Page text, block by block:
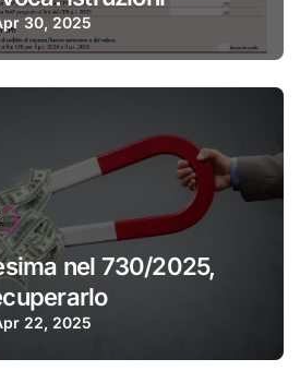
30, 2025
nel 730/2025,
22, 2025